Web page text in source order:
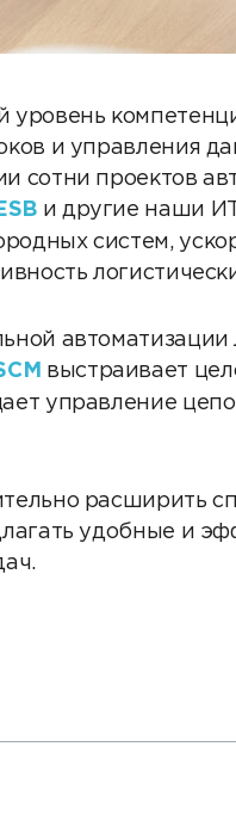
и управления
сотни проектов
и другие наши
систем,
автоматизации
выстраивает
управление
расширить
удобные и